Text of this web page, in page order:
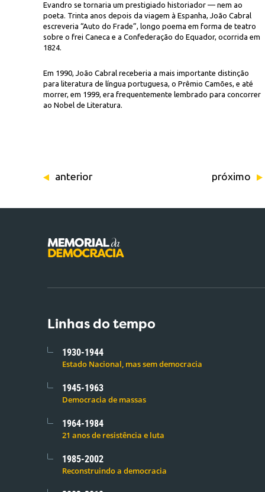
Evandro se tornaria um prestigiado historiador — nem ao
poeta. Trinta anos depois da viagem à Espanha, João Cabral
escreveria “Auto do Frade”, longo poema em forma de teatro
sobre o frei Caneca e a Confederação do Equador, ocorrida em
1824.
Em 1990, João Cabral receberia a mais importante distinção
para literatura de língua portuguesa, o Prêmio Camões, e até
morrer, em 1999, era frequentemente lembrado para concorrer
ao Nobel de Literatura.
anterior próximo
Linhas do tempo
1930-1944
Estado Nacional, mas sem democracia
1945-1963
Democracia de massas
1964-1984
21 anos de resistência e luta
1985-2002
Reconstruindo a democracia